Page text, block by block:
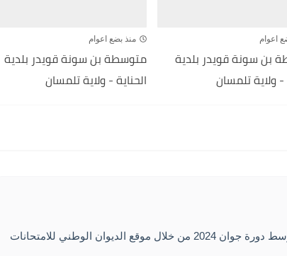
اعوام
بن سونة قويدر بلدية
- ولاية تلمسان
منذ بضع اعوام
متوسطة بن سونة قويدر بلدية
الحناية - ولاية تلمسان
يمكنكم الاطلا على نتائج شهادة التعليم المتوسط دورة جوان 2024 من خلال موقع الديوان الوطني للامتحانات